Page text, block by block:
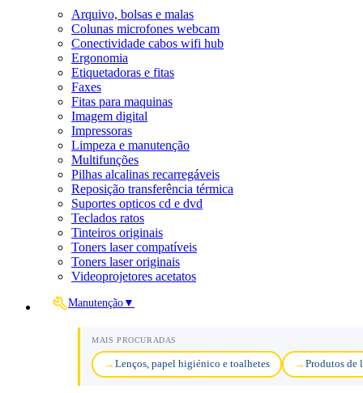
Arquivo, bolsas e malas
Colunas microfones webcam
Conectividade cabos wifi hub
Ergonomia
Etiquetadoras e fitas
Faxes
Fitas para maquinas
Imagem digital
Impressoras
Limpeza e manutenção
Multifunções
Pilhas alcalinas recarregáveis
Reposição transferência térmica
Suportes opticos cd e dvd
Teclados ratos
Tinteiros originais
Toners laser compatíveis
Toners laser originais
Videoprojetores acetatos
Manutenção ▼
MAIS PROCURADAS
Lenços, papel higiénico e toalhetes Produtos de